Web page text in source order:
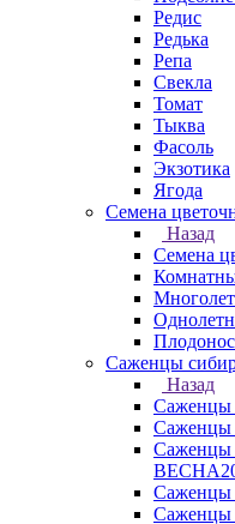
Редис
Редька
Репа
Свекла
Томат
Тыква
Фасоль
Экзотика
Ягода
Семена
Назад
Семена
Саженцы
Назад
Саженцы
Саженцы
Саженцы
Саженцы
Саженцы